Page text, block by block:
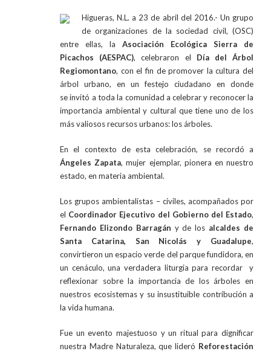
Higueras, N.L. a 23 de abril del 2016.- Un grupo
de organizaciones de la sociedad civil, (OSC)
entre ellas, la Asociación Ecológica Sierra de
Picachos (AESPAC), celebraron el Día del Árbol
Regiomontano, con el fin de promover la cultura del
árbol urbano, en un festejo ciudadano en donde
se invitó a toda la comunidad a celebrar y reconocer la
importancia ambiental y cultural que tiene uno de los
más valiosos recursos urbanos: los árboles.
En el contexto de esta celebración, se recordó a
Ángeles Zapata, mujer ejemplar, pionera en nuestro
estado, en materia ambiental.
Los grupos ambientalistas – civiles, acompañados por
el Coordinador Ejecutivo del Gobierno del Estado,
Fernando Elizondo Barragán y de los alcaldes de
Santa Catarina, San Nicolás y Guadalupe,
convirtieron un espacio verde del parque fundidora, en
un cenáculo, una verdadera liturgia para recordar y
reflexionar sobre la importancia de los árboles en
nuestros ecosistemas y su insustituible contribución a
la vida humana.
Fue un evento majestuoso y un ritual para dignificar
nuestra Madre Naturaleza, que lideró Reforestación